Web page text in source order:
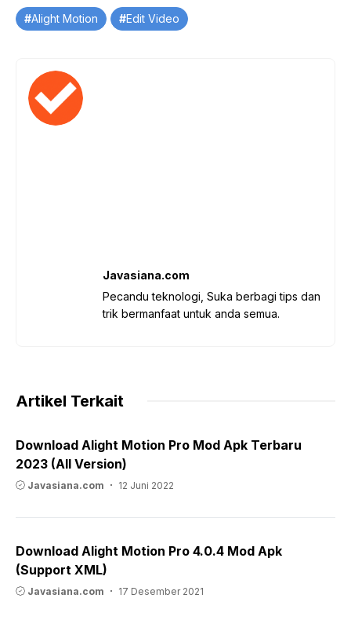
TagAlight Motion Edit Video
Javasiana.com
Pecandu teknologi, Suka berbagi tips dan
trik bermanfaat untuk anda semua.
Artikel Terkait
Download Alight Motion Pro Mod Apk Terbaru
2023 (All Version)
Javasiana.com 12 Juni 2022
Download Alight Motion Pro 4.0.4 Mod Apk
(Support XML)
Javasiana.com 17 Desember 2021